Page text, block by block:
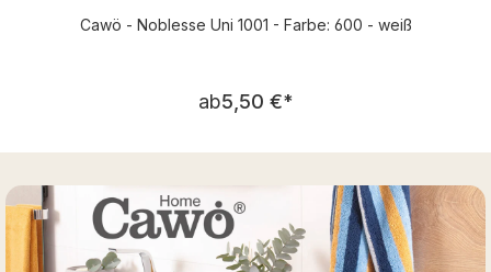
Cawö - Noblesse Uni 1001 - Farbe: 600 - weiß
Regulärer Preis:
ab5,50 €*